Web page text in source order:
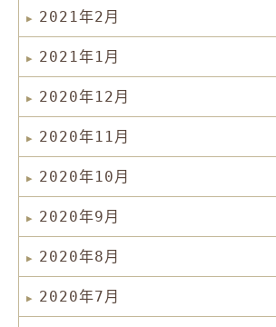
2021年2月
2021年1月
2020年12月
2020年11月
2020年10月
2020年9月
2020年8月
2020年7月